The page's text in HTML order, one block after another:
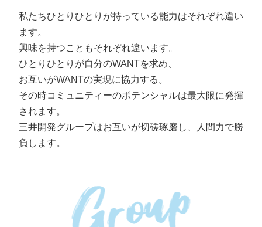
私たちひとりひとりが持っている能力はそれぞれ違い
ます。
興味を持つこともそれぞれ違います。
ひとりひとりが自分のWANTを求め、
お互いがWANTの実現に協力する。
その時コミュニティーのポテンシャルは最大限に発揮
されます。
三井開発グループはお互いが切磋琢磨し、人間力で勝
負します。